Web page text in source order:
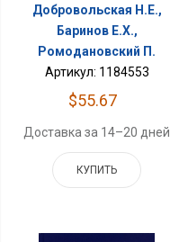
Добровольская Н.Е.,
Баринов Е.Х.,
Ромодановский П.
Артикул: 1184553
$55.67
Доставка за 14–20 дней
КУПИТЬ